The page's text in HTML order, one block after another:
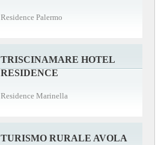
Residence Palermo
TRISCINAMARE HOTEL
RESIDENCE
Residence Marinella
TURISMO RURALE AVOLA